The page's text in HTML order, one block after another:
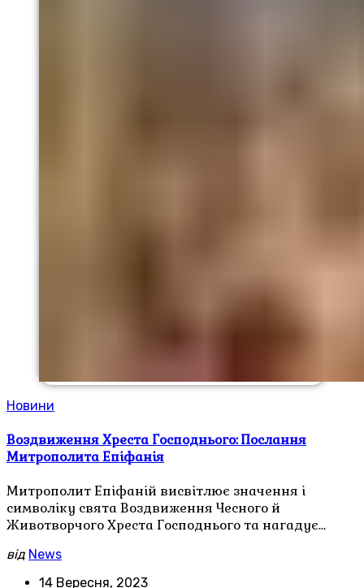
Новини
Воздвиження Хреста Господнього: Послання
Митрополита Епіфанія
Митрополит Епіфаній висвітлює значення і
символіку свята Воздвиження Чесного й
Животворчого Хреста Господнього та нагадує…
від News
14 Вересня, 2023